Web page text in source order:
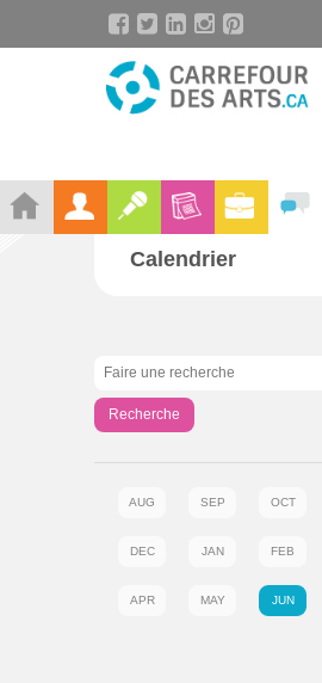
Calendrier
Recherche
AUG SEP OCT
DEC JAN FEB
APR MAY JUN